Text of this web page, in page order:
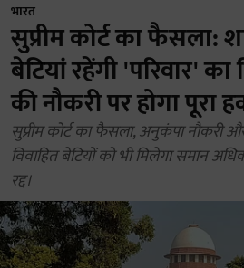
भारत
सुप्रीम कोर्ट का फैसला:
बेटियां रहेंगी 'परिवार'
की नौकरी पर होगा पूरा
सुप्रीम कोर्ट का फैसला, अनुकंपा
विवाहित बेटियों को भी मिलेगा समान
रद्द।